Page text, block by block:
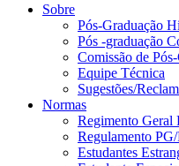
Sobre
Pós-Graduação
Pós -graduação
Comissão de
Equipe Técnica
Sugestões/
Normas
Regimento Geral
Regulamento
Estudantes